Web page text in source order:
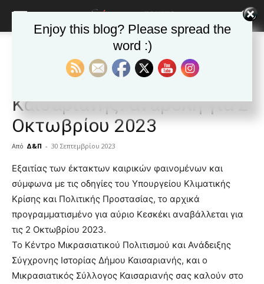
Ανακοινώσεις -θεσμικά
Ανακοινώσεις -θεσμικά Δημοφιλή άρθρα
Κεσκέκι 2023 στο Δήμο
Καισαριανής: αναβολή για 2
Οκτωβρίου 2023
Από Δ&Π - 30 Σεπτεμβρίου 2023
blonde
lesbians
very
hot
cam
show. desi
xxx
lyons
teaches
Εξαιτίας των έκτακτων καιρικών φαινομένων και
σύμφωνα με τις οδηγίες του Υπουργείου Κλιματικής
Κρίσης και Πολιτικής Προστασίας, το αρχικά
προγραμματισμένο για αύριο Κεσκέκι αναβάλλεται για
τις 2 Οκτωβρίου 2023.
Το Κέντρο Μικρασιατικού Πολιτισμού και Ανάδειξης
Σύγχρονης Ιστορίας Δήμου Καισαριανής, και ο
Μικρασιατικός Σύλλογος Καισαριανής σας καλούν στο
Enjoy this blog? Please spread the
word :)